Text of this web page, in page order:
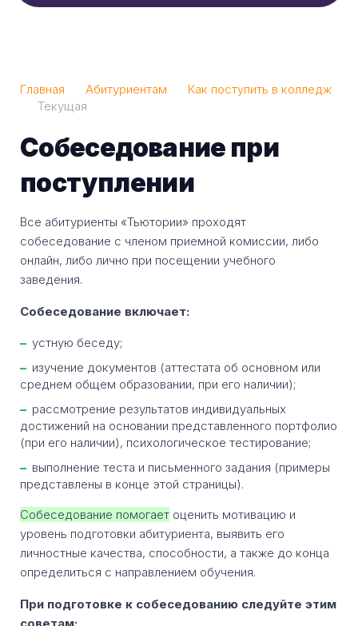
Главная Абитуриентам
Как поступить в колледж
Текущая
Собеседование при
поступлении
Все абитуриенты «Тьютории» проходят
собеседование с членом приемной комиссии, либо
онлайн, либо лично при посещении учебного
заведения.
Собеседование включает:
устную беседу;
изучение документов (аттестата об основном или
среднем общем образовании, при его наличии);
рассмотрение результатов индивидуальных
достижений на основании представленного портфолио
(при его наличии), психологическое тестирование;
выполнение теста и письменного задания (примеры
представлены в конце этой страницы).
Собеседование помогает оценить мотивацию и
уровень подготовки абитуриента, выявить его
личностные качества, способности, а также до конца
определиться с направлением обучения.
При подготовке к собеседованию следуйте этим